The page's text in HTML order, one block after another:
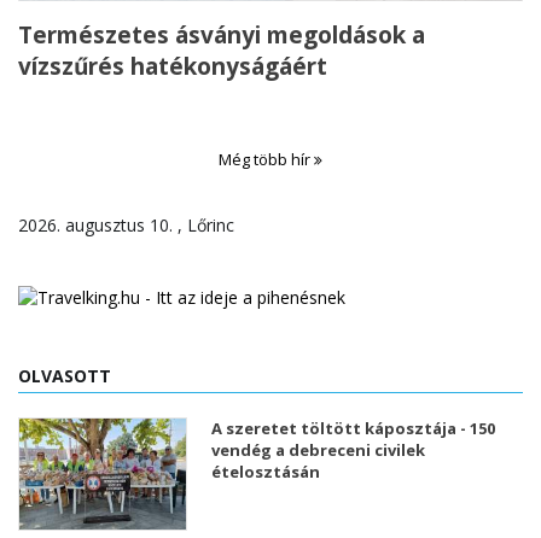
Természetes ásványi megoldások a
vízszűrés hatékonyságáért
Még több hír
2026. augusztus 10. , Lőrinc
OLVASOTT
A szeretet töltött káposztája - 150
vendég a debreceni civilek
ételosztásán